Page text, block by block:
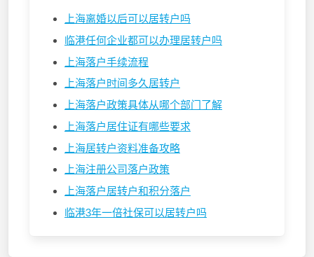
上海离婚以后可以居转户吗
临港任何企业都可以办理居转户吗
上海落户手续流程
上海落户时间多久居转户
上海落户政策具体从哪个部门了解
上海落户居住证有哪些要求
上海居转户资料准备攻略
上海注册公司落户政策
上海落户居转户和积分落户
临港3年一倍社保可以居转户吗